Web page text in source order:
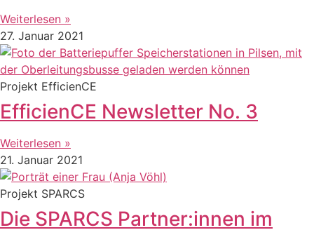
Weiterlesen »
27. Januar 2021
Projekt EfficienCE
EfficienCE Newsletter No. 3
Weiterlesen »
21. Januar 2021
Projekt SPARCS
Die SPARCS Partner:innen im